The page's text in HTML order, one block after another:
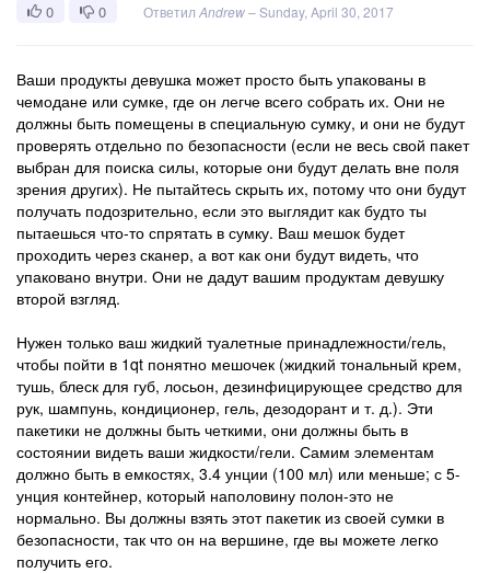
0 0 Ответил Andrew–Sunday, April 30, 2017
Ваши продукты девушка может просто быть упакованы в
чемодане или сумке, где он легче всего собрать их. Они не
должны быть помещены в специальную сумку, и они не будут
проверять отдельно по безопасности (если не весь свой пакет
выбран для поиска силы, которые они будут делать вне поля
зрения других). Не пытайтесь скрыть их, потому что они будут
получать подозрительно, если это выглядит как будто ты
пытаешься что-то спрятать в сумку. Ваш мешок будет
проходить через сканер, а вот как они будут видеть, что
упаковано внутри. Они не дадут вашим продуктам девушку
второй взгляд.
Нужен только ваш жидкий туалетные принадлежности/гель,
чтобы пойти в 1qt понятно мешочек (жидкий тональный крем,
тушь, блеск для губ, лосьон, дезинфицирующее средство для
рук, шампунь, кондиционер, гель, дезодорант и т. д.). Эти
пакетики не должны быть четкими, они должны быть в
состоянии видеть ваши жидкости/гели. Самим элементам
должно быть в емкостях, 3.4 унции (100 мл) или меньше; с 5-
унция контейнер, который наполовину полон-это не
нормально. Вы должны взять этот пакетик из своей сумки в
безопасности, так что он на вершине, где вы можете легко
получить его.